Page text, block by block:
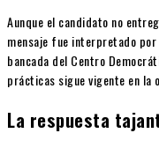
Aunque el candidato no
mensaje fue interpretado
bancada del Centro
prácticas sigue vigente en la
La respuesta